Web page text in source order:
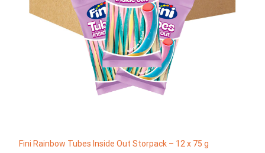
Fini Rainbow Tubes Inside Out Storpack – 12 x 75 g